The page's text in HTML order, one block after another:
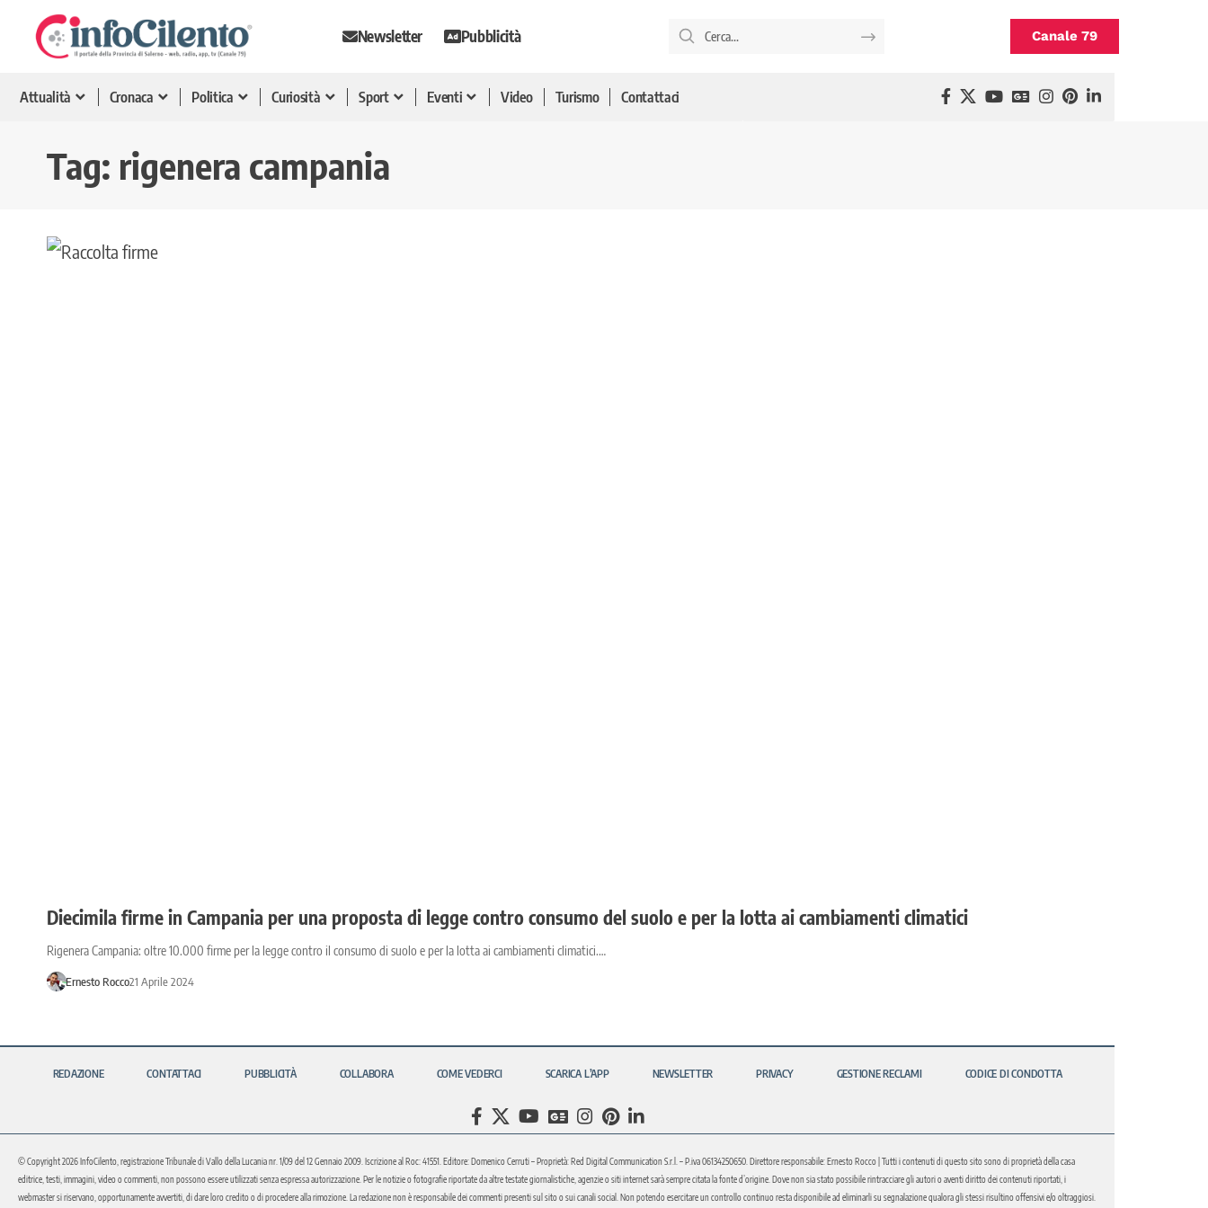
Newsletter Pubblicità Canale 79
Attualità Cronaca Politica Curiosità Sport Eventi Video Turismo Contattaci
Tag: rigenera campania
Diecimila firme in Campania per una proposta di legge contro consumo del suolo e per la lotta ai cambiamenti climatici
Rigenera Campania: oltre 10.000 firme per la legge contro il consumo di suolo e per la lotta ai cambiamenti climatici.…
Ernesto Rocco21 Aprile 2024
REDAZIONE CONTATTACI PUBBLICITÀ COLLABORA COME VEDERCI SCARICA L’APP NEWSLETTER PRIVACY GESTIONE RECLAMI CODICE DI CONDOTTA
© Copyright 2026 InfoCilento, registrazione Tribunale di Vallo della Lucania nr. 1/09 del 12 Gennaio 2009. Iscrizione al Roc: 41551. Editore: Domenico Cerruti – Proprietà: Red Digital Communication S.r.l. – P.iva 06134250650. Direttore responsabile: Ernesto Rocco | Tutti i contenuti di questo sito sono di proprietà della casa
editrice, testi, immagini, video o commenti, non possono essere utilizzati senza espressa autorizzazione. Per le notizie o fotografie riportate da altre testate giornalistiche, agenzie o siti internet sarà sempre citata la fonte d’origine. Dove non sia stato possibile rintracciare gli autori o aventi diritto dei contenuti riportati, i
webmaster si riservano, opportunamente avvertiti, di dare loro credito o di procedere alla rimozione. La redazione non è responsabile dei commenti presenti sul sito o sui canali social. Non potendo esercitare un controllo continuo resta disponibile ad eliminarli su segnalazione qualora gli stessi risultino offensivi e/o oltraggiosi.